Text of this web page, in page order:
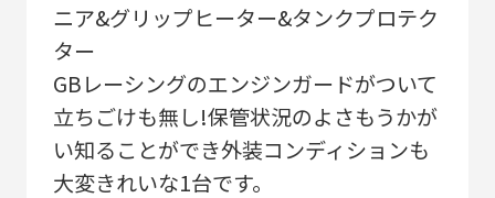
ニア&グリップヒーター&タンクプロテク
ター
GBレーシングのエンジンガードがついて
立ちごけも無し!保管状況のよさもうかが
い知ることができ外装コンディションも
大変きれいな1台です。